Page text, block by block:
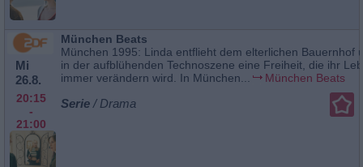
Mi
26.8.
20:15
-
21:00
München Beats
München 1995: Linda entflieht dem elterlichen Bauernhof
in der aufblühenden Technoszene eine Freiheit, die ihr
immer verändern wird. In München...
München Beats
Serie / Drama